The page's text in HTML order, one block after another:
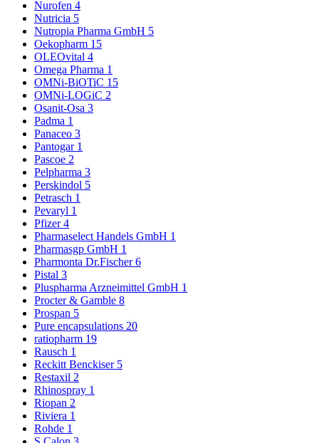
Nurofen 4
Nutricia 5
Nutropia Pharma GmbH 5
Oekopharm 15
OLEOvital 4
Omega Pharma 1
OMNi-BiOTiC 15
OMNi-LOGiC 2
Osanit-Osa 3
Padma 1
Panaceo 3
Pantogar 1
Pascoe 2
Pelpharma 3
Perskindol 5
Petrasch 1
Pevaryl 1
Pfizer4
Pharmaselect Handels GmbH 1
Pharmasgp GmbH 1
Pharmonta Dr.Fischer6
Pistal 3
Pluspharma Arzneimittel GmbH 1
Procter & Gamble 8
Prospan 5
Pure encapsulations 20
ratiopharm 19
Rausch 1
Reckitt Benckiser 5
Restaxil 2
Rhinospray 1
Riopan 2
Riviera 1
Rohde 1